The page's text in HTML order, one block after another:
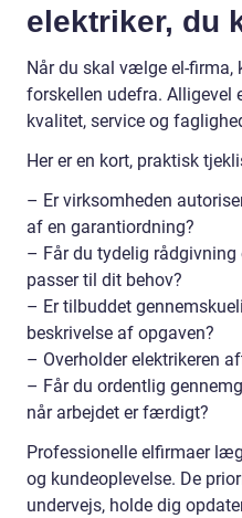
elektriker, du
Når du skal vælge el-
forskellen udefra. Alligevel
kvalitet, service og
Her er en kort, praktisk
– Er virksomheden
af en garantiordning?
– Får du tydelig
passer til dit behov?
– Er tilbuddet
beskrivelse af opgaven?
– Overholder elektrikeren
– Får du ordentlig
når arbejdet er færdigt?
Professionelle elfirmaer
og kundeoplevelse. De
undervejs, holde dig